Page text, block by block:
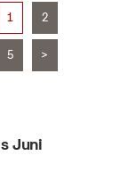
1 2
5 >
Juni